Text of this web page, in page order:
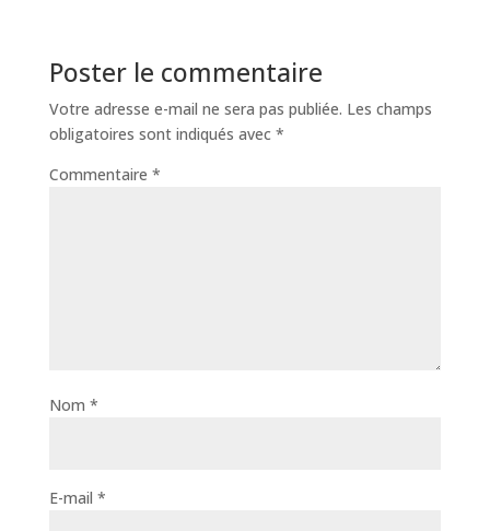
Poster le commentaire
Votre adresse e-mail ne sera pas publiée. Les champs
obligatoires sont indiqués avec *
Commentaire *
Nom *
E-mail *